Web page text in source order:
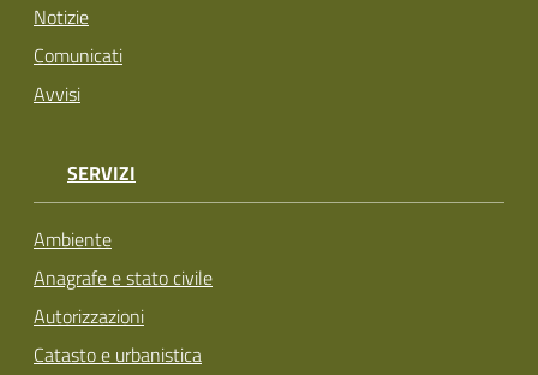
Notizie
Comunicati
Avvisi
SERVIZI
Ambiente
Anagrafe e stato civile
Autorizzazioni
Catasto e urbanistica